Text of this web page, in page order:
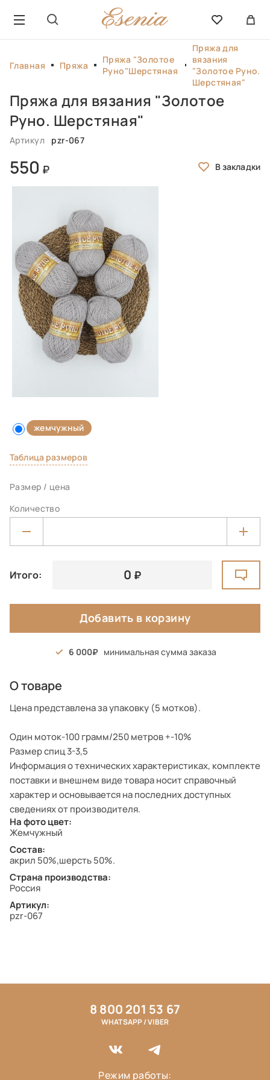
Главная Пряжа
Пряжа "Золотое
Руно"Шерстяная
Пряжа для
вязания
"Золотое Руно.
Шерстяная"
Пряжа для вязания "Золотое
Руно. Шерстяная"
Артикул pzr-067
550
жемчужный
Таблица размеров
Размер / цена
Количество
Итого: 0
Добавить в корзину
6 000 минимальная сумма заказа
О товаре
Цена представлена за упаковку (5 мотков).
Один моток-100 грамм/250 метров +-10%
Размер спиц 3-3,5
Информация о технических характеристиках, комплекте
поставки и внешнем виде товара носит справочный
характер и основывается на последних доступных
сведениях от производителя.
На фото цвет:
Жемчужный
Состав:
акрил 50%,шерсть 50%.
Страна производства:
Россия
Артикул:
pzr-067
8 800 201 53 67
WHATSAPP / VIBER
Режим работы: